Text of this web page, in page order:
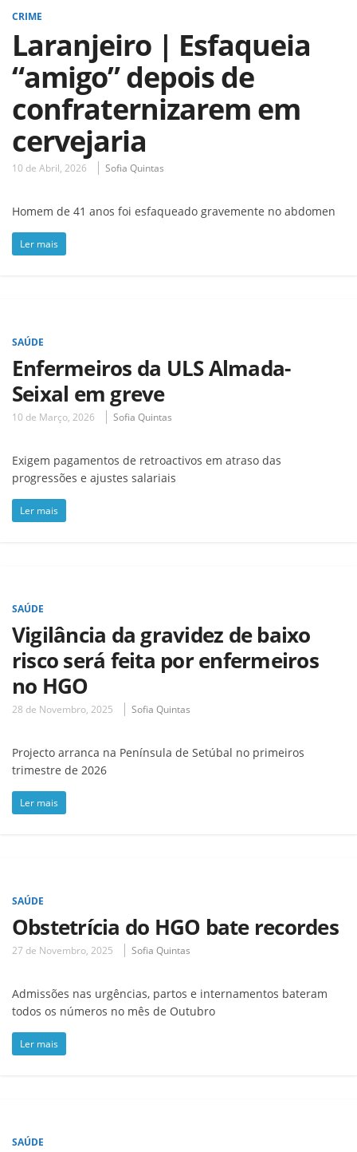
CRIME
Laranjeiro | Esfaqueia
“amigo” depois de
confraternizarem em
cervejaria
10 de Abril, 2026 Sofia Quintas
Homem de 41 anos foi esfaqueado gravemente no abdomen
Ler mais
SAÚDE
Enfermeiros da ULS Almada-
Seixal em greve
10 de Março, 2026 Sofia Quintas
Exigem pagamentos de retroactivos em atraso das
progressões e ajustes salariais
Ler mais
SAÚDE
Vigilância da gravidez de baixo
risco será feita por enfermeiros
no HGO
28 de Novembro, 2025 Sofia Quintas
Projecto arranca na Península de Setúbal no primeiros
trimestre de 2026
Ler mais
SAÚDE
Obstetrícia do HGO bate recordes
27 de Novembro, 2025 Sofia Quintas
Admissões nas urgências, partos e internamentos bateram
todos os números no mês de Outubro
Ler mais
SAÚDE